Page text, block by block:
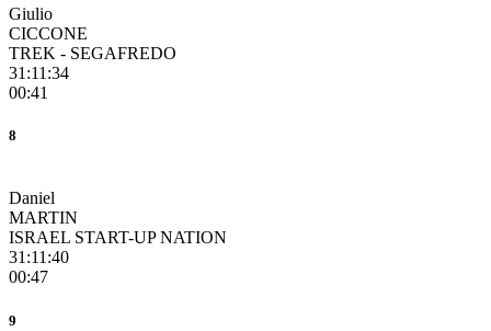
Giulio
CICCONE
TREK - SEGAFREDO
31:11:34
00:41
8
Daniel
MARTIN
ISRAEL START-UP NATION
31:11:40
00:47
9